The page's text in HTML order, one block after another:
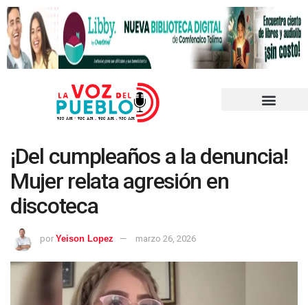
¡Del cumpleaños a la denuncia!
Mujer relata agresión en
discoteca
por Yeison Lopez marzo 26, 2026